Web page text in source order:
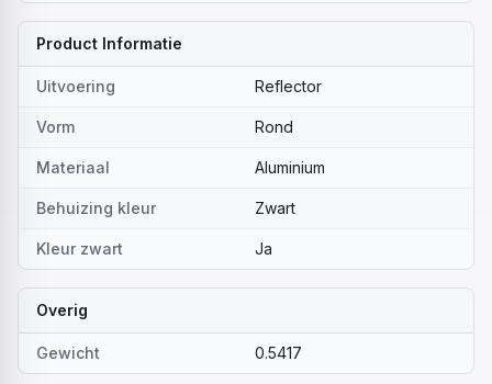
Product Informatie
Uitvoering Reflector
Vorm Rond
Materiaal Aluminium
Behuizing kleur Zwart
Kleur zwart Ja
Overig
Gewicht 0.5417